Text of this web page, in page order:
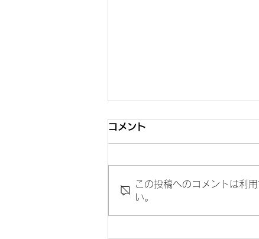
コメント
この投稿へのコメントは利
い。